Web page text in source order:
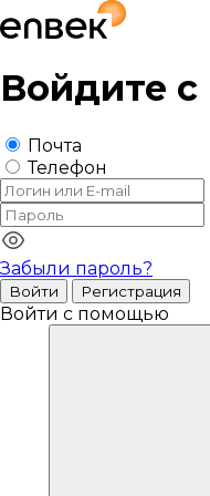
Войдите с
Почта
Телефон
Забыли пароль?
Войти Регистрация
Войти с помощью